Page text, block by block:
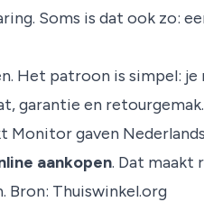
Soms is dat ook zo:
Het patroon is simpel:
garantie en retourgemak.
Monitor gaven
aankopen. Dat maakt
Bron: Thuiswinkel.org